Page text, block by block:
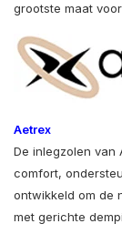
grootste maat
Aetrex
De inlegzolen van
comfort,
ontwikkeld om de
met gerichte